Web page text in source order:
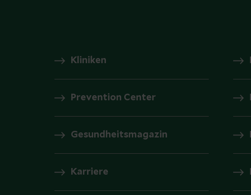
Kliniken
Prevention Center
Gesundheitsmagazin
Karriere